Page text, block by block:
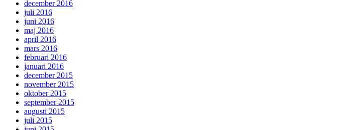
december 2016
juli 2016
juni 2016
maj 2016
april 2016
mars 2016
februari 2016
januari 2016
december 2015
november 2015
oktober 2015
september 2015
augusti 2015
juli 2015